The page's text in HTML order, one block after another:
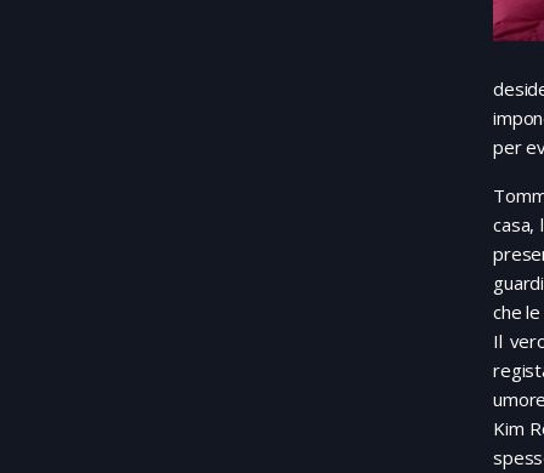
per
casa,
che
Il
Kim